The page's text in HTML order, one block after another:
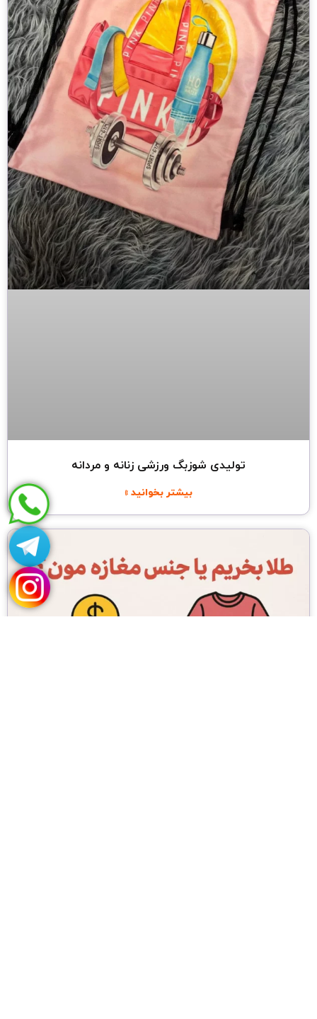
تولیدی شوزبگ ورزشی زنانه و مردانه
بیشتر بخوانید »